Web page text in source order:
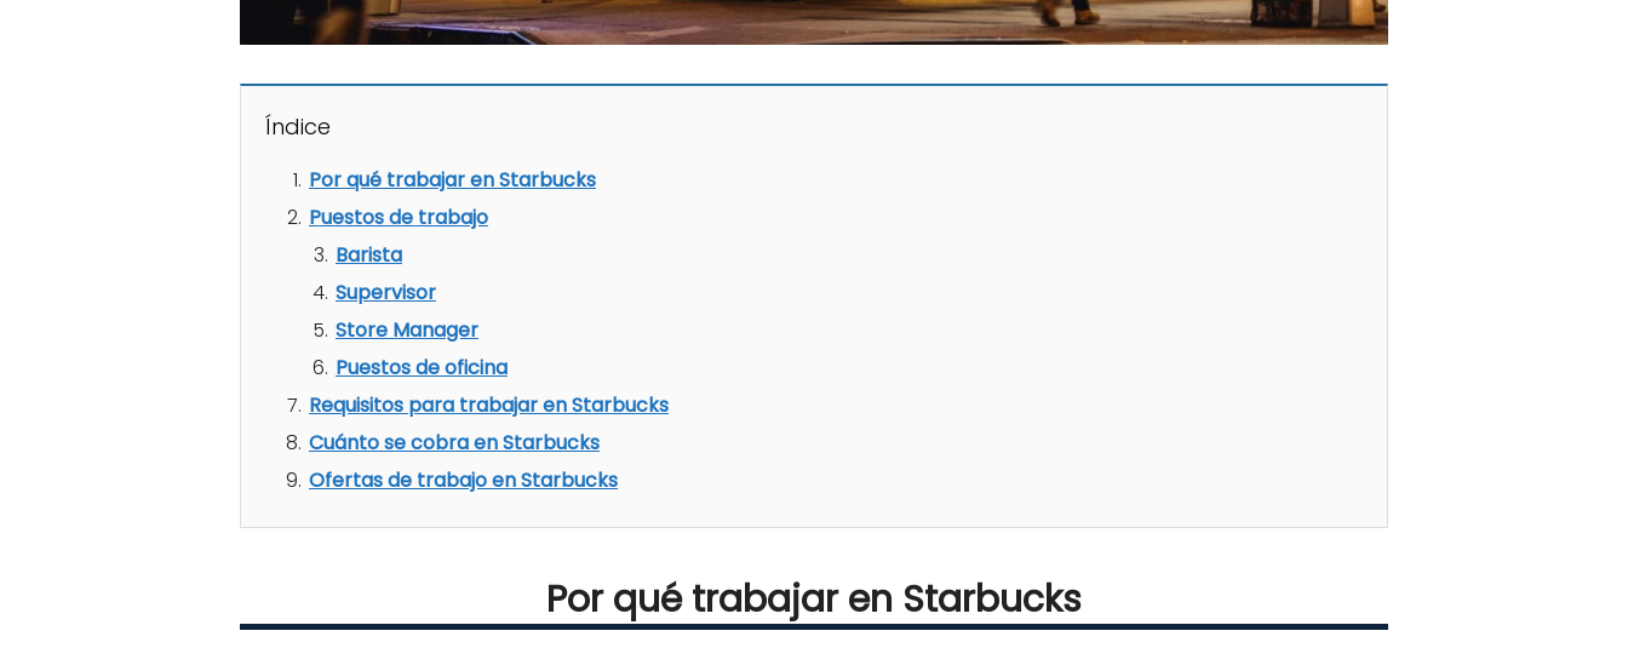
Índice
Por qué trabajar en Starbucks
Puestos de trabajo
Barista
Supervisor
Store Manager
Puestos de oficina
Requisitos para trabajar en Starbucks
Cuánto se cobra en Starbucks
Ofertas de trabajo en Starbucks
Por qué trabajar en Starbucks